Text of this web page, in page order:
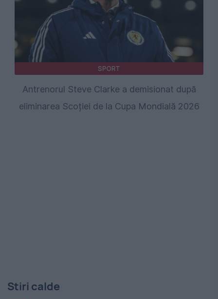
SPORT
Antrenorul Steve Clarke a demisionat după
eliminarea Scoției de la Cupa Mondială 2026
Stiri calde